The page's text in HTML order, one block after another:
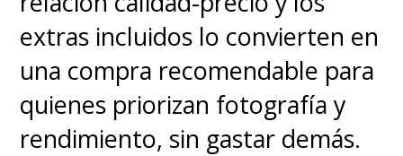
extras incluidos lo convierten en
una compra recomendable para
quienes priorizan fotografía y
rendimiento, sin gastar demás.